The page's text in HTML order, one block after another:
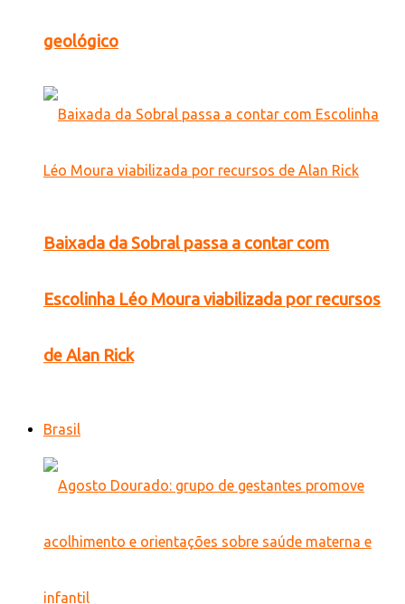
geológico
Baixada da Sobral passa a contar com
Escolinha Léo Moura viabilizada por recursos
de Alan Rick
Brasil